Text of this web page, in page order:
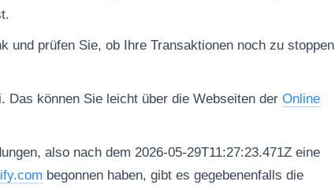
und prüfen Sie, ob Ihre Transaktionen noch zu stoppen
Das können Sie leicht über die Webseiten der Online
also nach dem 2026-05-29T11:27:23.471Z eine
begonnen haben, gibt es gegebenenfalls die